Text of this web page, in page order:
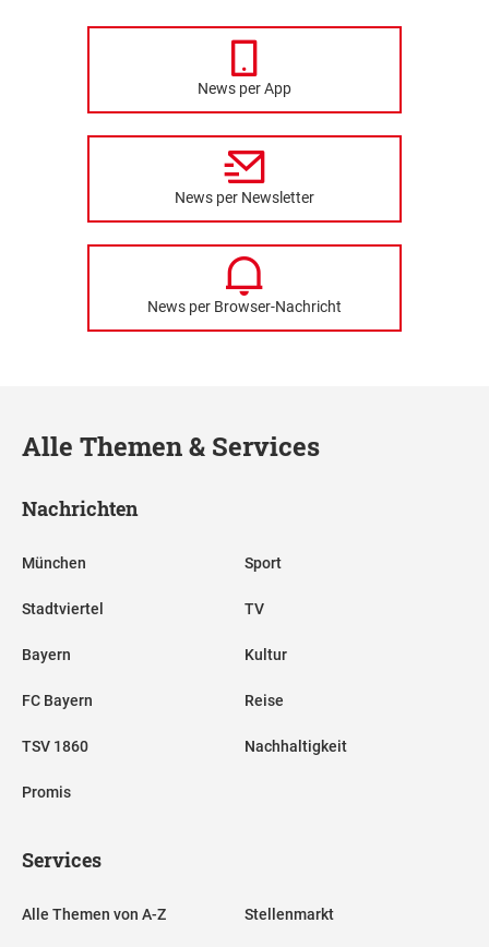
News per App
News per Newsletter
News per Browser-Nachricht
Alle Themen & Services
Nachrichten
München
Stadtviertel
Bayern
FC Bayern
TSV 1860
Promis
Sport
TV
Kultur
Reise
Nachhaltigkeit
Services
Alle Themen von A-Z Stellenmarkt